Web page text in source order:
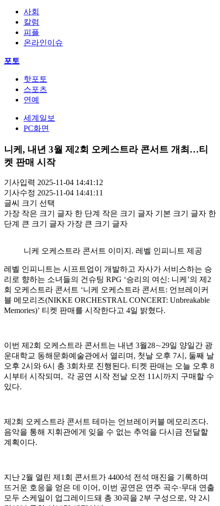
사회
칼럼
피플
온라인이슈
포토
핫포토
스포츠
연예
세계일보
PC화면
니케, 내년 3월 제2회 오케스트라 콘서트 개최…티
켓 판매 시작
기사입력 2025-11-04 14:41:12
기사수정 2025-11-04 14:41:11
글씨 크기 선택
가장 작은 크기 글자 한 단계 작은 크기 글자 기본 크기 글자 한
단계 큰 크기 글자 가장 큰 크기 글자
니케 오케스트라 콘서트 이미지. 레벨 인피니트 제공
레벨 인피니트는 시프트업이 개발하고 자사가 서비스하는 승
리로 향하는 소녀들의 건슈팅 RPG ‘승리의 여신: 니케’의 제2
회 오케스트라 콘서트 ‘니케 오케스트라 콘서트: 언브레이커
블 메모리즈(NIKKE ORCHESTRAL CONCERT: Unbreakable
Memories)’ 티켓 판매를 시작한다고 4일 밝혔다.
이번 제2회 오케스트라 콘서트는 내년 3월28∼29일 양일간 광
운대학교 동해문화예술관에서 열리며, 첫날 오후 7시, 둘째 날
오후 2시와 6시 총 3회차로 진행된다. 티켓 판매는 오늘 오후 8
시부터 시작되며, 각 공연 시작 전날 오전 11시까지 구매할 수
있다.
제2회 오케스트라 콘서트 테마는 언브레이커블 메모리즈다.
음악을 통해 지휘관에게 잊을 수 없는 추억을 다시금 전달할
계획이다.
지난 2월 열린 제1회 콘서트가 4400석 전석 매진을 기록하며
뜨거운 호응을 얻은 데 이어, 이번 공연은 연주 곡수·무대 연출
모두 스케일이 업그레이드돼 총 30곡을 2부 구성으로, 약 2시